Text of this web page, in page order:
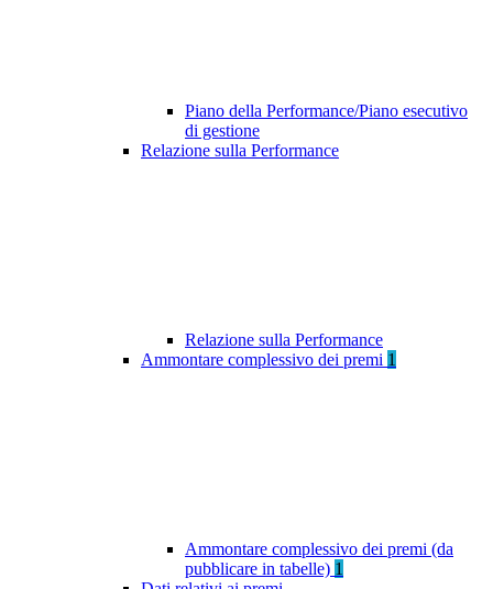
Piano della Performance/Piano esecutivo
di gestione
Relazione sulla Performance
Relazione sulla Performance
Ammontare complessivo dei premi 1
Ammontare complessivo dei premi (da
pubblicare in tabelle) 1